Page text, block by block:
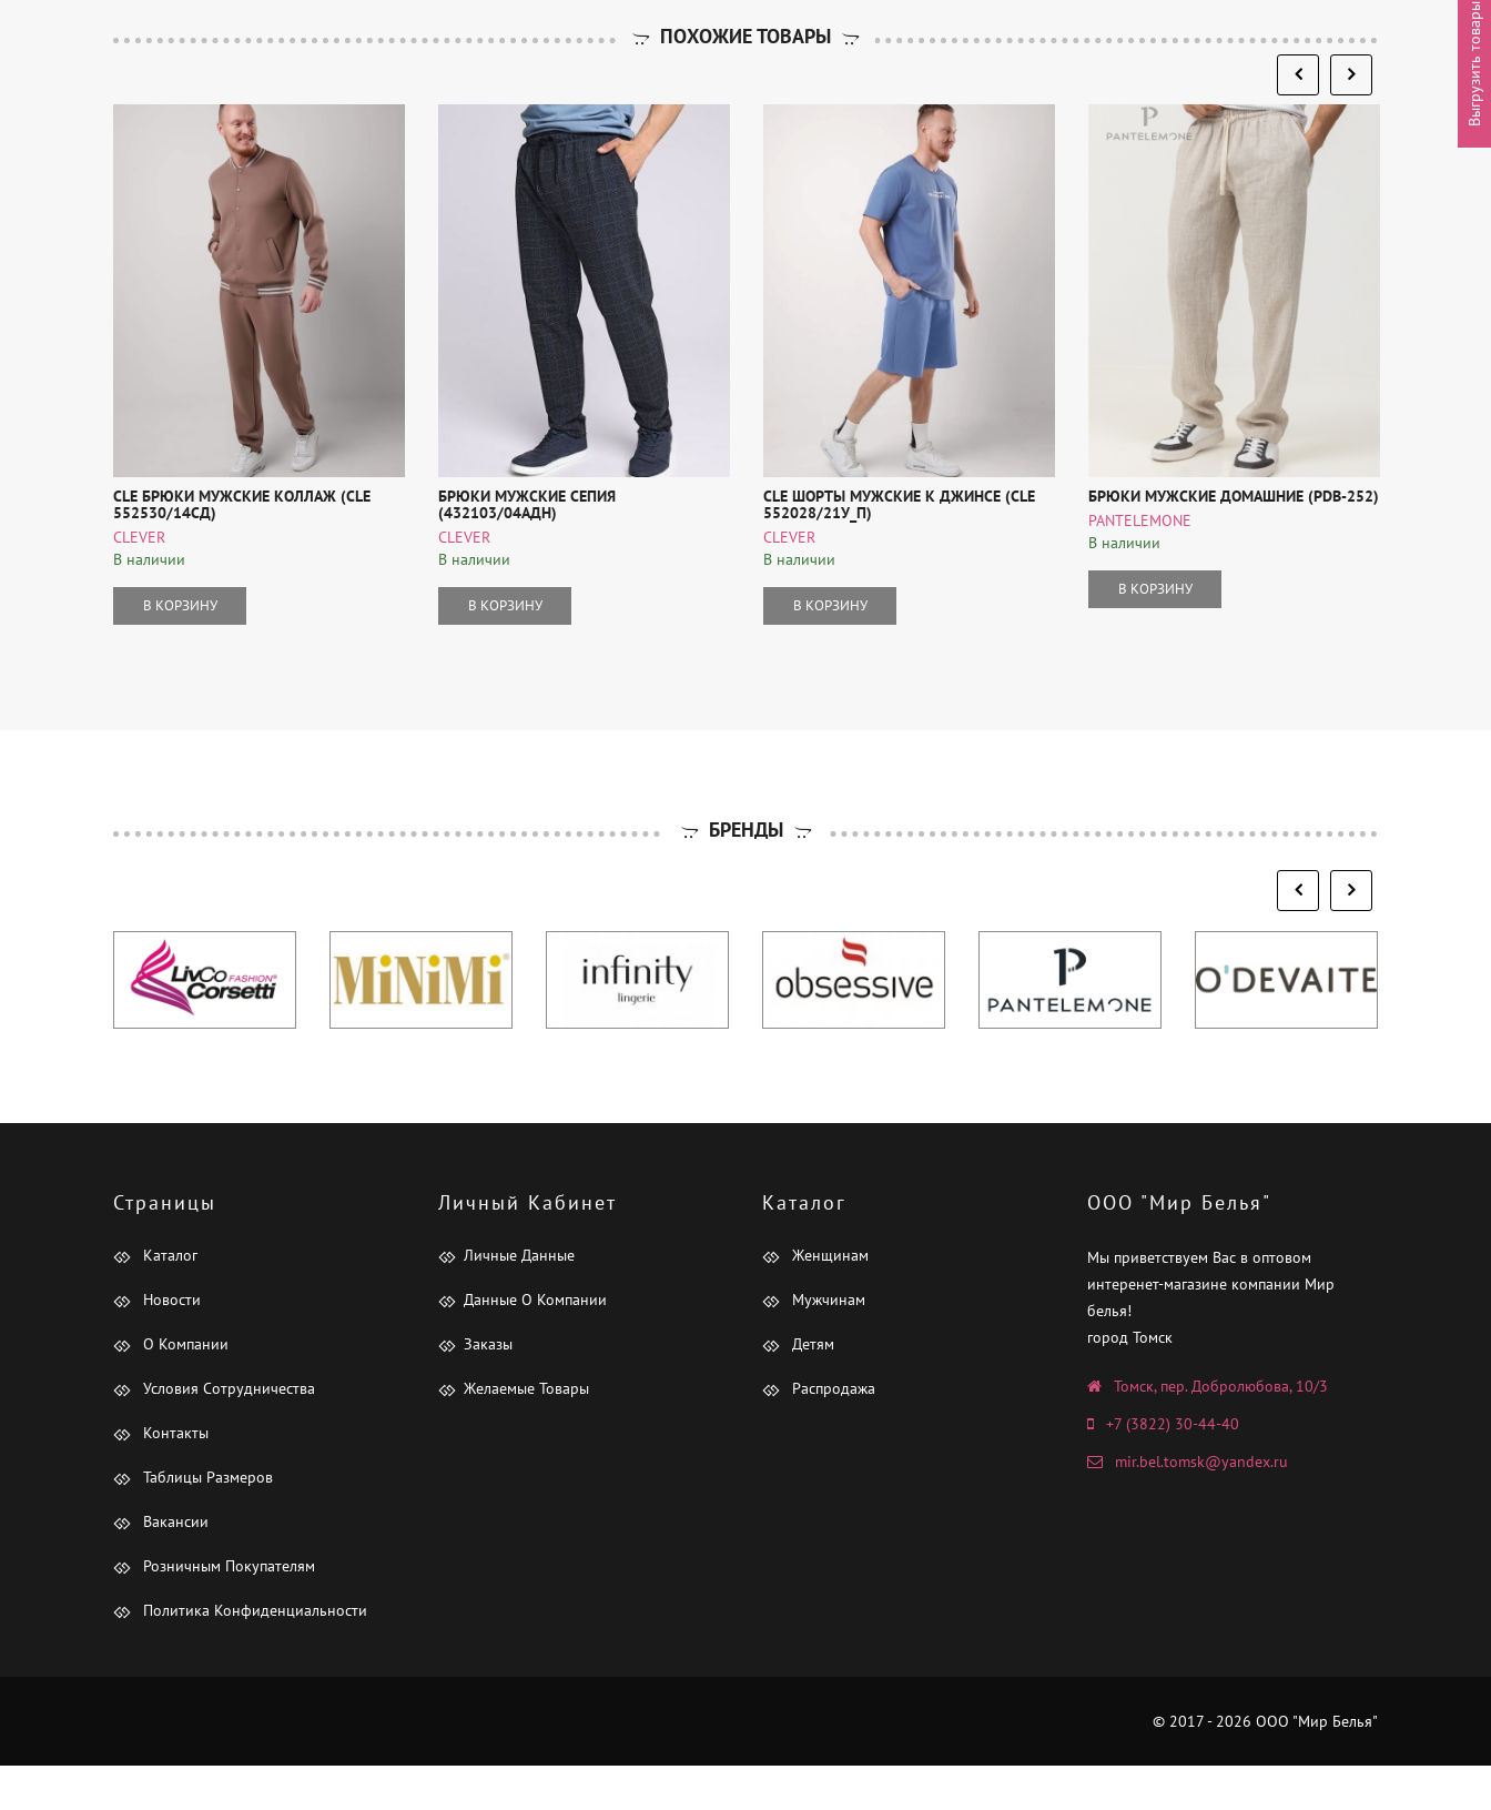
ПОХОЖИЕ ТОВАРЫ
CLE БРЮКИ МУЖСКИЕ КОЛЛАЖ (CLE
552530/14СД)
CLEVER
В наличии
В КОРЗИНУ
БРЮКИ МУЖСКИЕ СЕПИЯ
(432103/04АДН)
CLEVER
В наличии
В КОРЗИНУ
CLE ШОРТЫ МУЖСКИЕ К ДЖИНСЕ (CLE
552028/21У_П)
CLEVER
В наличии
В КОРЗИНУ
БРЮКИ МУЖСКИЕ ДОМАШНИЕ (PDB-252)
PANTELEMONE
В наличии
В КОРЗИНУ
БРЕНДЫ
Страницы
Каталог
Новости
О Компании
Условия Сотрудничества
Контакты
Таблицы Размеров
Вакансии
Розничным Покупателям
Политика Конфиденциальности
Личный Кабинет
Личные Данные
Данные О Компании
Заказы
Желаемые Товары
Каталог
Женщинам
Мужчинам
Детям
Распродажа
ООО "Мир Белья"
Мы приветствуем Вас в оптовом
интеренет-магазине компании Мир
белья!
город Томск
Томск, пер. Добролюбова, 10/3
+7 (3822) 30-44-40
mir.bel.tomsk@yandex.ru
© 2017 - 2026 ООО "Мир Белья"
Выгрузить товары